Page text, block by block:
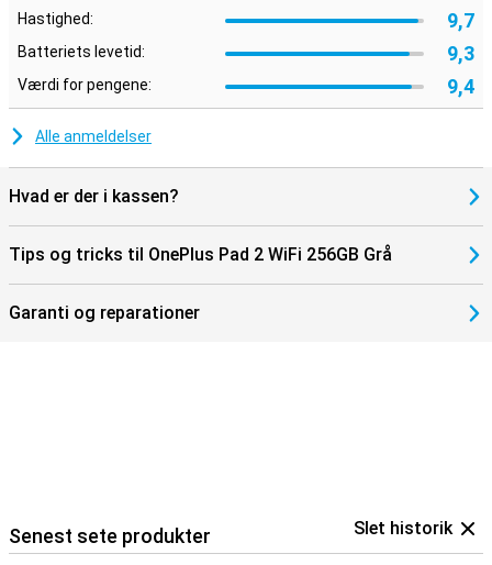
Hastighed: 9,7
Batteriets levetid: 9,3
Værdi for pengene: 9,4
Alle anmeldelser
Hvad er der i kassen?
Tips og tricks til OnePlus Pad 2 WiFi 256GB Grå
Garanti og reparationer
Senest sete produkter Slet historik